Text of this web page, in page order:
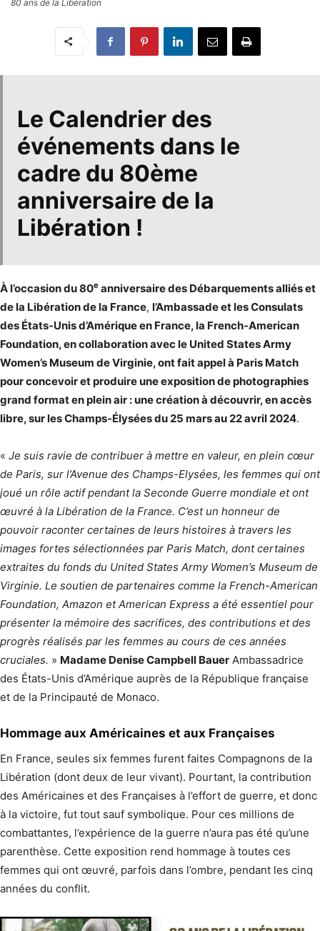
80 ans de la Libération
Le Calendrier des
événements dans le
cadre du 80ème
anniversaire de la
Libération !
À l’occasion du 80e anniversaire des Débarquements alliés et
de la Libération de la France, l’Ambassade et les Consulats
des États-Unis d’Amérique en France, la French-American
Foundation, en collaboration avec le United States Army
Women’s Museum de Virginie, ont fait appel à Paris Match
pour concevoir et produire une exposition de photographies
grand format en plein air : une création à découvrir, en accès
libre, sur les Champs-Élysées du 25 mars au 22 avril 2024.
« Je suis ravie de contribuer à mettre en valeur, en plein cœur
de Paris, sur l’Avenue des Champs-Elysées, les femmes qui ont
joué un rôle actif pendant la Seconde Guerre mondiale et ont
œuvré à la Libération de la France. C’est un honneur de
pouvoir raconter certaines de leurs histoires à travers les
images fortes sélectionnées par Paris Match, dont certaines
extraites du fonds du United States Army Women’s Museum de
Virginie. Le soutien de partenaires comme la French-American
Foundation, Amazon et American Express a été essentiel pour
présenter la mémoire des sacrifices, des contributions et des
progrès réalisés par les femmes au cours de ces années
cruciales. » Madame Denise Campbell Bauer Ambassadrice
des États-Unis d’Amérique auprès de la République française
et de la Principauté de Monaco.
Hommage aux Américaines et aux Françaises
En France, seules six femmes furent faites Compagnons de la
Libération (dont deux de leur vivant). Pourtant, la contribution
des Américaines et des Françaises à l’effort de guerre, et donc
à la victoire, fut tout sauf symbolique. Pour ces millions de
combattantes, l’expérience de la guerre n’aura pas été qu’une
parenthèse. Cette exposition rend hommage à toutes ces
femmes qui ont œuvré, parfois dans l’ombre, pendant les cinq
années du conflit.